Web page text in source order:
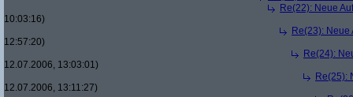
Re(22): Neue
10:03:16)
Re(23):
12:57:20)
Re(24):
12.07.2006, 13:03:01)
Re(25):
12.07.2006, 13:11:27)